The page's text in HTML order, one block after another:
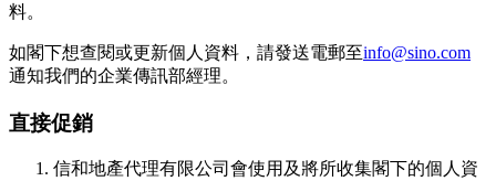
料。
如閣下想查閱或更新個人資料，請發送電郵至info@sino.com
通知我們的企業傳訊部經理。
直接促銷
信和地產代理有限公司會使用及將所收集閣下的個人資